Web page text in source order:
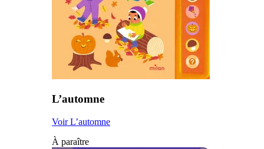
L’automne
Voir L’automne
À paraître